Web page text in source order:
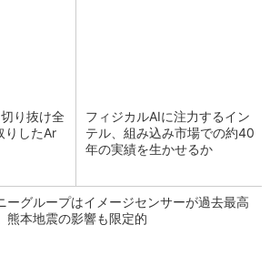
り抜け全
りしたAr
フィジカルAIに注力するイン
テル、組み込み市場での約40
年の実績を生かせるか
ーグループはイメージセンサーが過去最高
熊本地震の影響も限定的